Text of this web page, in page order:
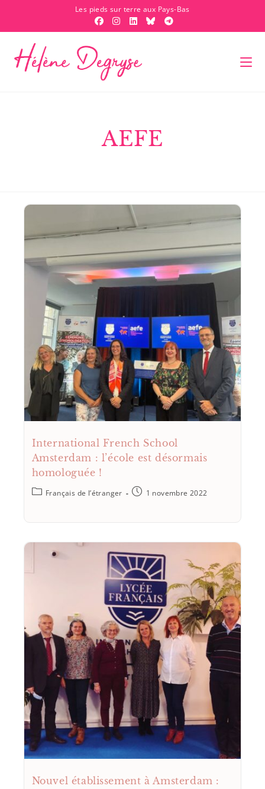
Les pieds sur terre aux Pays-Bas
AEFE
International French School
Amsterdam : l’école est désormais
homologuée !
Français de l’étranger 1 novembre 2022
Nouvel établissement à Amsterdam :